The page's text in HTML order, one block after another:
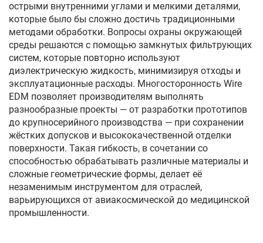
острыми внутренними углами и мелкими деталями,
которые было бы сложно достичь традиционными
методами обработки. Вопросы охраны окружающей
среды решаются с помощью замкнутых фильтрующих
систем, которые повторно используют
диэлектрическую жидкость, минимизируя отходы и
эксплуатационные расходы. Многосторонность Wire
EDM позволяет производителям выполнять
разнообразные проекты — от разработки прототипов
до крупносерийного производства — при сохранении
жёстких допусков и высококачественной отделки
поверхности. Такая гибкость, в сочетании со
способностью обрабатывать различные материалы и
сложные геометрические формы, делает её
незаменимым инструментом для отраслей,
варьирующихся от авиакосмической до медицинской
промышленности.